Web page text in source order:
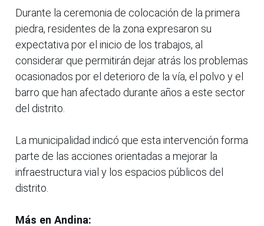
Durante la ceremonia de colocación de la primera
piedra, residentes de la zona expresaron su
expectativa por el inicio de los trabajos, al
considerar que permitirán dejar atrás los problemas
ocasionados por el deterioro de la vía, el polvo y el
barro que han afectado durante años a este sector
del distrito.
La municipalidad indicó que esta intervención forma
parte de las acciones orientadas a mejorar la
infraestructura vial y los espacios públicos del
distrito.
Más en Andina: